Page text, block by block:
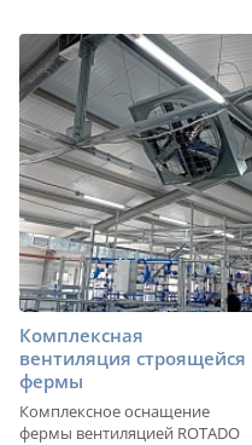
Комплексная
вентиляция строящейся
фермы
Комплексное оснащение
фермы вентиляцией ROTADO